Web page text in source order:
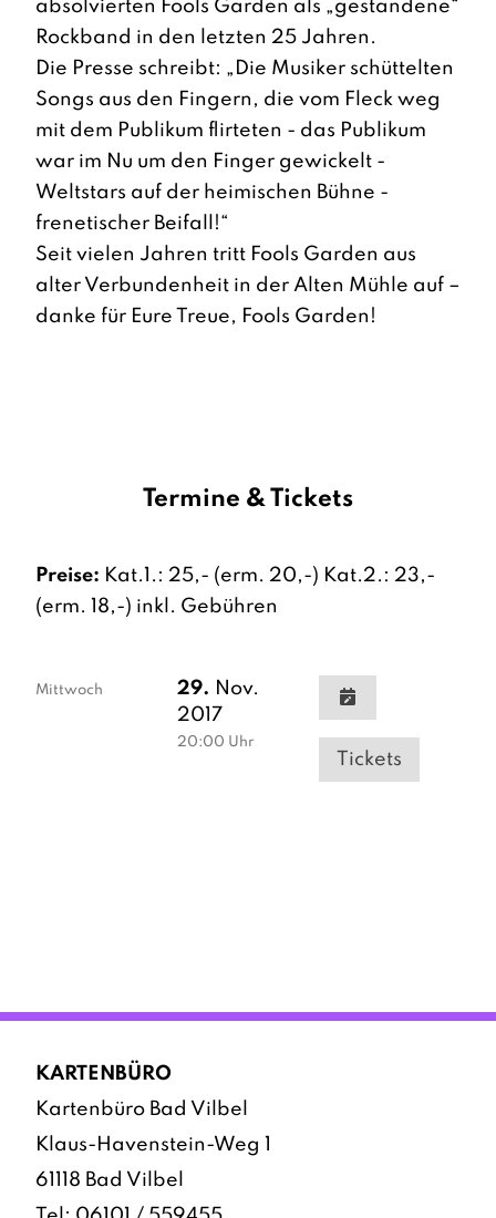
absolvierten Fools Garden als „gestandene“
Rockband in den letzten 25 Jahren.
Die Presse schreibt: „Die Musiker schüttelten
Songs aus den Fingern, die vom Fleck weg
mit dem Publikum flirteten - das Publikum
war im Nu um den Finger gewickelt -
Weltstars auf der heimischen Bühne -
frenetischer Beifall!“
Seit vielen Jahren tritt Fools Garden aus
alter Verbundenheit in der Alten Mühle auf –
danke für Eure Treue, Fools Garden!
Termine & Tickets
Preise: Kat.1.: 25,- (erm. 20,-) Kat.2.: 23,-
(erm. 18,-) inkl. Gebühren
Mittwoch 29. Nov.
2017
20:00 Uhr
Tickets
KARTENBÜRO
Kartenbüro Bad Vilbel
Klaus-Havenstein-Weg 1
61118 Bad Vilbel